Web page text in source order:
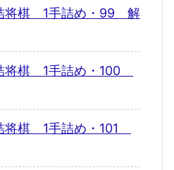
将棋 1手詰め・99 解
将棋 1手詰め・100
将棋 1手詰め・101